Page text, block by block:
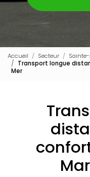
Accueil Secteur
Transport longue
Mer